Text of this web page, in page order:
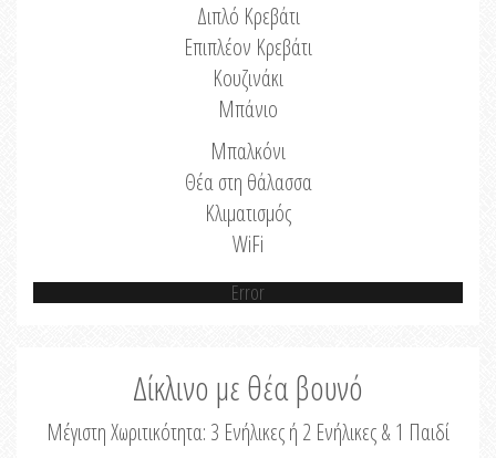
Διπλό Κρεβάτι
Επιπλέον Κρεβάτι
Κουζινάκι
Μπάνιο
Μπαλκόνι
Θέα στη θάλασσα
Κλιματισμός
WiFi
Error
Δίκλινο με θέα βουνό
Μέγιστη Χωριτικότητα: 3 Ενήλικες ή 2 Ενήλικες & 1 Παιδί